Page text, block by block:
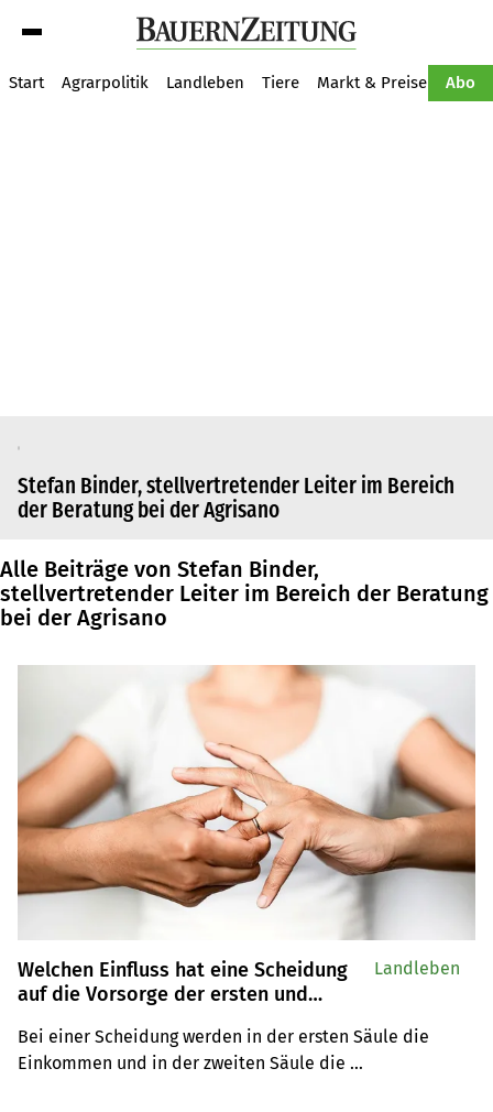
Start Agrarpolitik Landleben Tiere Markt & Preise Abo
Stefan Binder, stellvertretender Leiter im Bereich
der Beratung bei der Agrisano
Alle Beiträge von Stefan Binder,
stellvertretender Leiter im Bereich der Beratung
bei der Agrisano
Welchen Einfluss hat eine Scheidung
auf die Vorsorge der ersten und
Bei einer Scheidung werden in der ersten Säule die
Einkommen und in der zweiten Säule die
Landleben